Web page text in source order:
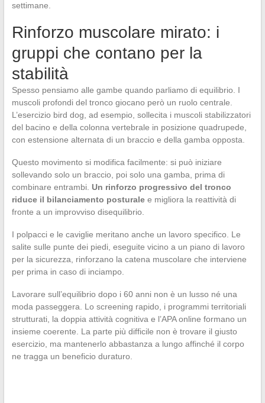
settimane.
Rinforzo muscolare mirato: i
gruppi che contano per la
stabilità
Spesso pensiamo alle gambe quando parliamo di equilibrio. I
muscoli profondi del tronco giocano però un ruolo centrale.
L’esercizio bird dog, ad esempio, sollecita i muscoli stabilizzatori
del bacino e della colonna vertebrale in posizione quadrupede,
con estensione alternata di un braccio e della gamba opposta.
Questo movimento si modifica facilmente: si può iniziare
sollevando solo un braccio, poi solo una gamba, prima di
combinare entrambi. Un rinforzo progressivo del tronco
riduce il bilanciamento posturalee migliora la reattività di
fronte a un improvviso disequilibrio.
I polpacci e le caviglie meritano anche un lavoro specifico. Le
salite sulle punte dei piedi, eseguite vicino a un piano di lavoro
per la sicurezza, rinforzano la catena muscolare che interviene
per prima in caso di inciampo.
Lavorare sull’equilibrio dopo i 60 anni non è un lusso né una
moda passeggera. Lo screening rapido, i programmi territoriali
strutturati, la doppia attività cognitiva e l’APA online formano un
insieme coerente. La parte più difficile non è trovare il giusto
esercizio, ma mantenerlo abbastanza a lungo affinché il corpo
ne tragga un beneficio duraturo.